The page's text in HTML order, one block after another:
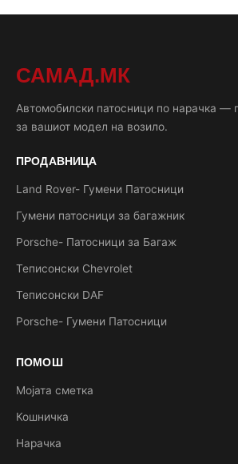
САМАД.МК
Автомобилски патосници по нарачка —
за вашиот модел на возило.
ПРОДАВНИЦА
Land Rover- Гумени Патосници
Гумени патосници за багажник
Porsche- Патосници за Багаж
Теписонски Chevrolet
Теписонски DAF
Porsche- Гумени Патосници
ПОМОШ
Мојата сметка
Кошничка
Нарачка